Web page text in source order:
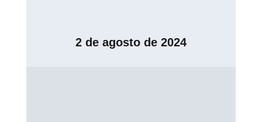
2 de agosto de 2024